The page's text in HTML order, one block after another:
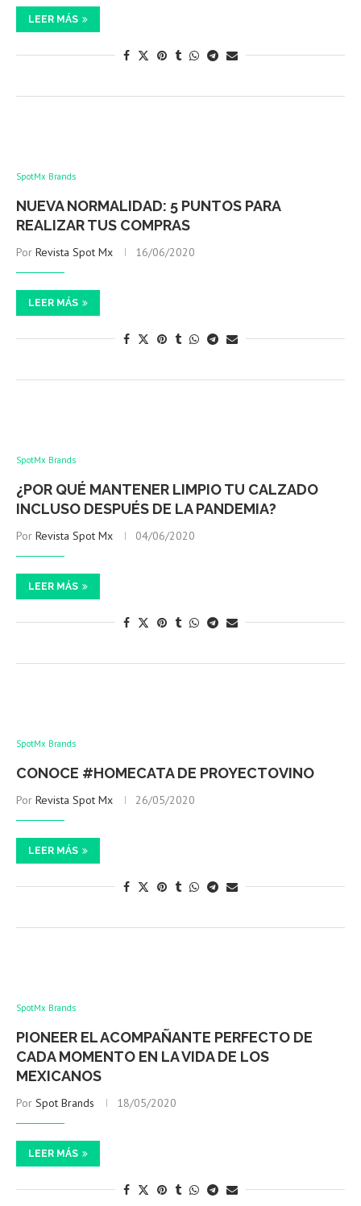
LEER MÁS
SpotMx Brands
NUEVA NORMALIDAD: 5 PUNTOS PARA
REALIZAR TUS COMPRAS
Por Revista Spot Mx 16/06/2020
LEER MÁS
SpotMx Brands
¿POR QUÉ MANTENER LIMPIO TU CALZADO
INCLUSO DESPUÉS DE LA PANDEMIA?
Por Revista Spot Mx 04/06/2020
LEER MÁS
SpotMx Brands
CONOCE #HOMECATA DE PROYECTOVINO
Por Revista Spot Mx 26/05/2020
LEER MÁS
SpotMx Brands
PIONEER EL ACOMPAÑANTE PERFECTO DE
CADA MOMENTO EN LA VIDA DE LOS
MEXICANOS
Por Spot Brands 18/05/2020
LEER MÁS